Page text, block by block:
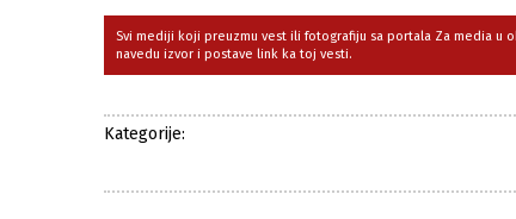
Svi mediji koji preuzmu vest ili fotografiju sa portala Za media u
navedu izvor i postave link ka toj vesti.
Kategorije: